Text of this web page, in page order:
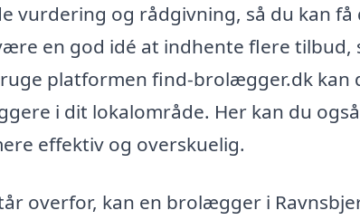
vurdering og rådgivning, så du kan få
en god idé at indhente flere tilbud,
platformen find-brolægger.dk kan
i dit lokalområde. Her kan du også
effektiv og overskuelig.
overfor, kan en brolægger i